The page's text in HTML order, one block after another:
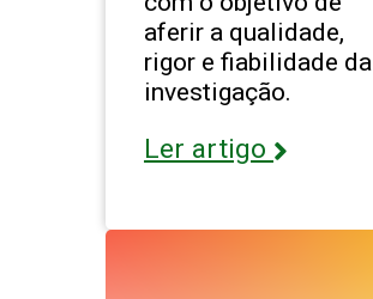
aferir a qualidade,
rigor e fiabilidade da
investigação.
Ler artigo